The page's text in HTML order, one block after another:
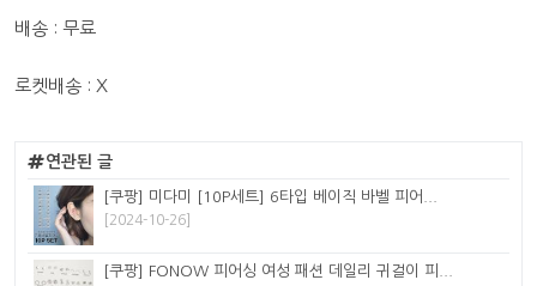
배송 : 무료
로켓배송 : X
연관된 글
[쿠팡] 미다미 [10P세트] 6타입 베이직 바벨 피어...
[2024-10-26]
[쿠팡] FONOW 피어싱 여성 패션 데일리 귀걸이 피...